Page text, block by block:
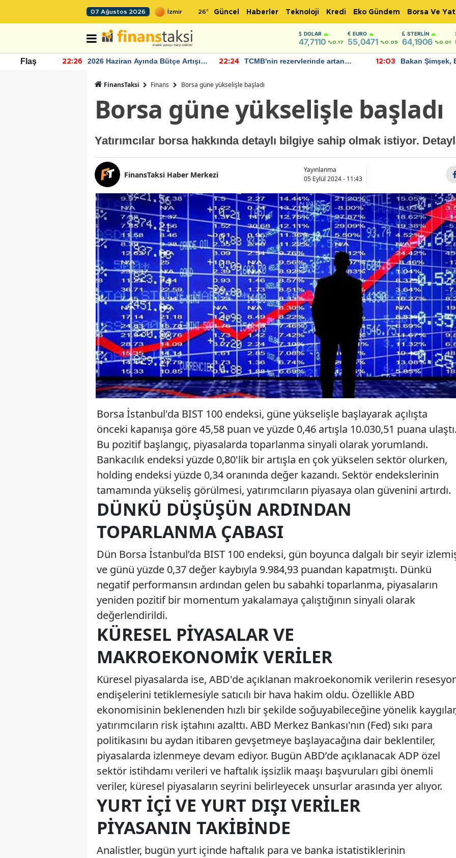
07 Ağustos 2026 26° Güncel Haberler Teknoloji Kredi Eko Gündem Borsa Ve
DOLAR
47,7110 %0.17
EURO
55,0471 %0.05
STERLIN
64,1906 %0.01
Flaş 22:26
2026 Haziran Ayında Bütçe Artışı
22:24
TCMB'nin rezervlerinde artan
12:03
Bakan Şimşek,
FinansTaksi Finans Borsa güne yükselişle başladı
Borsa güne yükselişle başladı
Yatırımcılar borsa hakkında detaylı bilgiye sahip olmak istiyor.
FinansTaksi Haber Merkezi
Yayınlanma
05 Eylül 2024 - 11:43
Borsa İstanbul'da BIST 100 endeksi, güne yükselişle başlayarak açılışta
önceki kapanışa göre 45,58 puan ve yüzde 0,46 artışla 10.030,51 puana
Bu pozitif başlangıç, piyasalarda toparlanma sinyali olarak yorumlandı.
Bankacılık endeksi yüzde 0,80'lik bir artışla en çok yükselen sektör olurken,
holding endeksi yüzde 0,34 oranında değer kazandı. Sektör endekslerinin
tamamında yükseliş görülmesi, yatırımcıların piyasaya olan güvenini artırdı.
DÜNKÜ DÜŞÜŞÜN ARDINDAN
TOPARLANMA ÇABASI
Dün Borsa İstanbul’da BIST 100 endeksi, gün boyunca dalgalı bir seyir
ve günü yüzde 0,37 değer kaybıyla 9.984,93 puandan kapatmıştı. Dünkü
negatif performansın ardından gelen bu sabahki toparlanma, piyasaların
yeniden pozitif bir momentum yakalamaya çalıştığının sinyali olarak
değerlendirildi.
KÜRESEL PIYASALAR VE
MAKROEKONOMIK VERILER
Küresel piyasalarda ise, ABD'de açıklanan makroekonomik verilerin
endişelerini tetiklemesiyle satıcılı bir hava hakim oldu. Özellikle ABD
ekonomisinin beklenenden hızlı bir şekilde soğuyabileceğine yönelik
yatırımcıların risk iştahını azalttı. ABD Merkez Bankası'nın (Fed) sıkı para
politikasını bu aydan itibaren gevşetmeye başlayacağına dair beklentiler,
piyasalarda izlenmeye devam ediyor. Bugün ABD’de açıklanacak ADP özel
sektör istihdamı verileri ve haftalık işsizlik maaşı başvuruları gibi önemli
veriler, küresel piyasaların seyrini belirleyecek unsurlar arasında yer alıyor.
YURT İÇI VE YURT DIŞI VERILER
PIYASANIN TAKIBINDE
Analistler, bugün yurt içinde haftalık para ve banka istatistiklerinin